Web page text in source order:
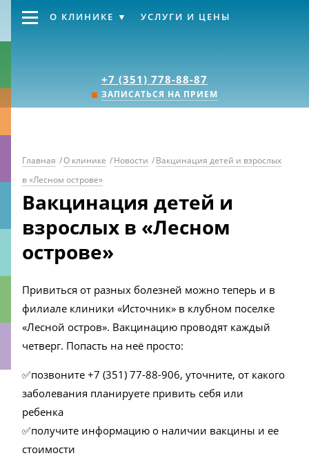
+7 (351) 778-88-87
ЗАПИСАТЬСЯ НА ПРИЕМ
О КЛИНИКЕ УСЛУГИ И ЦЕНЫ
Главная /О клинике /Новости /Вакцинация детей и взрослых
в «Лесном острове»
Вакцинация детей и
взрослых в «Лесном
острове»
Привиться от разных болезней можно теперь и в
филиале клиники «Источник» в клубном поселке
«Лесной остров». Вакцинацию проводят каждый
четверг. Попасть на неё просто:
✅позвоните +7 (351) 77-88-906, уточните, от какого
заболевания планируете привить себя или
ребенка
✅получите информацию о наличии вакцины и ее
стоимости